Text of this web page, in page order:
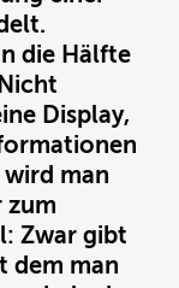
die Hälfte
Display,
man
zum
Zwar gibt
dem man